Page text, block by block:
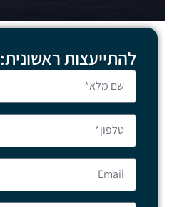
להתייעצות ראשונית: